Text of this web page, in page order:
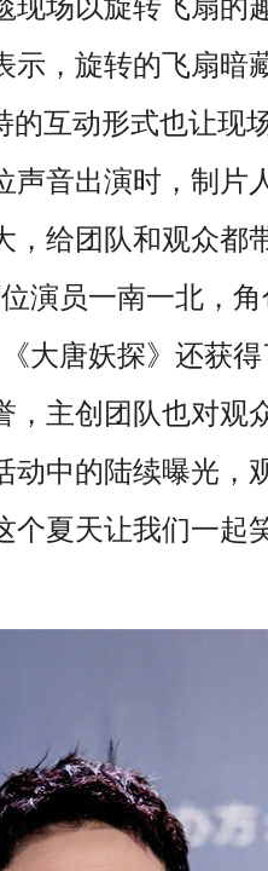
现场以旋转飞扇的
示，旋转的飞扇暗
的互动形式也让现
声音出演时，制片
，给团队和观众都
演员一南一北，
大唐妖探》还获
，主创团队也对观
动中的陆续曝光，
个夏天让我们一起